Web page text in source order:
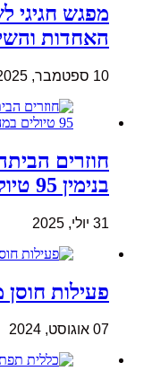
מפגש חגיגי
האחדות
10 ספטמבר, 2025
חוזרים
בנימין 95 טיולים במהלך הפינוי
31 יולי, 2025
פעילות
07 אוגוסט, 2024